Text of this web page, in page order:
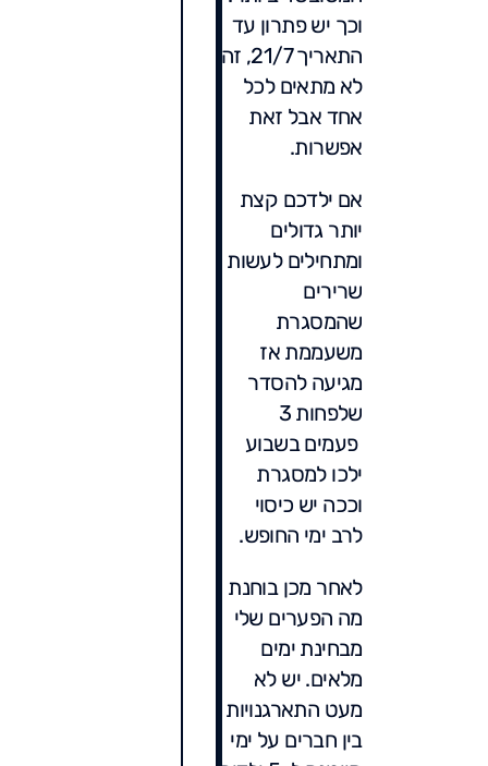
וכך יש פתרון עד
התאריך 21/7, זה
לא מתאים לכל
אחד אבל זאת
אפשרות.
אם ילדכם קצת
יותר גדולים
ומתחילים לעשות
שרירים
שהמסגרת
משעממת אז
מגיעה להסדר
שלפחות 3
פעמים בשבוע
ילכו למסגרת
וככה יש כיסוי
לרב ימי החופש.
לאחר מכן בוחנת
מה הפערים שלי
מבחינת ימים
מלאים. יש לא
מעט התארגנויות
בין חברים על ימי